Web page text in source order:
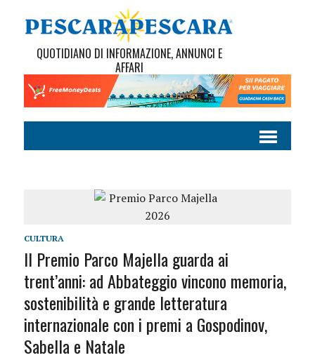
QUOTIDIANO DI INFORMAZIONE, ANNUNCI E
AFFARI
CULTURA
Il Premio Parco Majella guarda ai
trent’anni: ad Abbateggio vincono memoria,
sostenibilità e grande letteratura
internazionale con i premi a Gospodinov,
Sabella e Natale